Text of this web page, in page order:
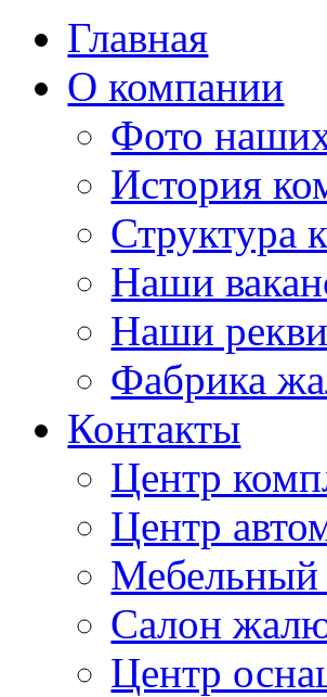
Главная
О компании
Фото
История
Структура
Наши
Наши
Фабрика
Контакты
Центр
Центр
Салон
Центр